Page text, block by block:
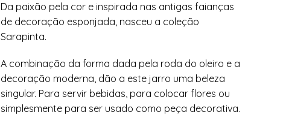
Da paixão pela cor e inspirada nas antigas faianças
de decoração esponjada, nasceu a coleção
Sarapinta.
A combinação da forma dada pela roda do oleiro e a
decoração moderna, dão a este jarro uma beleza
singular. Para servir bebidas, para colocar flores ou
simplesmente para ser usado como peça decorativa.